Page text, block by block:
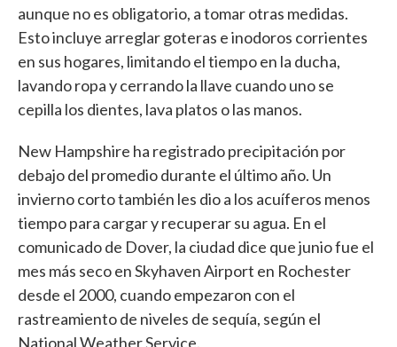
aunque no es obligatorio, a tomar otras medidas.
Esto incluye arreglar goteras e inodoros corrientes
en sus hogares, limitando el tiempo en la ducha,
lavando ropa y cerrando la llave cuando uno se
cepilla los dientes, lava platos o las manos.
New Hampshire ha registrado precipitación por
debajo del promedio durante el último año. Un
invierno corto también les dio a los acuíferos menos
tiempo para cargar y recuperar su agua. En el
comunicado de Dover, la ciudad dice que junio fue el
mes más seco en Skyhaven Airport en Rochester
desde el 2000, cuando empezaron con el
rastreamiento de niveles de sequía, según el
National Weather Service.